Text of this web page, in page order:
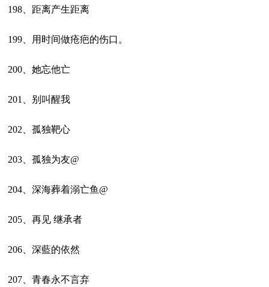
198、距离产生距离
199、用时间做疮疤的伤口。
200、她忘他亡
201、别叫醒我
202、孤独靶心
203、孤独为友@
204、深海葬着溺亡鱼@
205、再见 继承者
206、深藍的依然
207、青春永不言弃